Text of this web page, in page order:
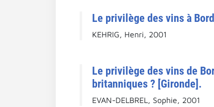
Le privilège des vins à
KEHRIG, Henri, 2001
Le privilège des vins de
britanniques ? [Gironde].
EVAN-DELBREL, Sophie, 2001